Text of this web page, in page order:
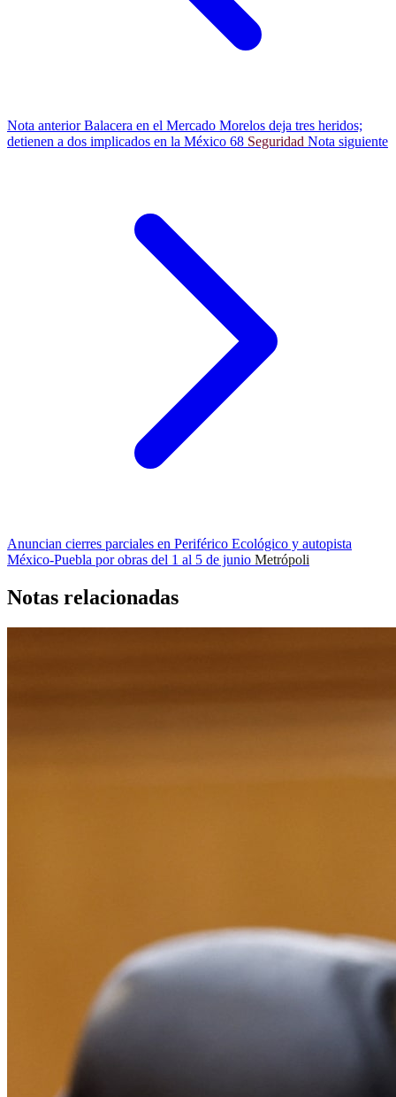
Nota anteriorBalacera en el Mercado Morelos deja tres heridos;
detienen a dos implicados en la México 68 Seguridad Nota siguiente
Anuncian cierres parciales en Periférico Ecológico y autopista
México-Puebla por obras del 1 al 5 de junio Metrópoli
Notas relacionadas